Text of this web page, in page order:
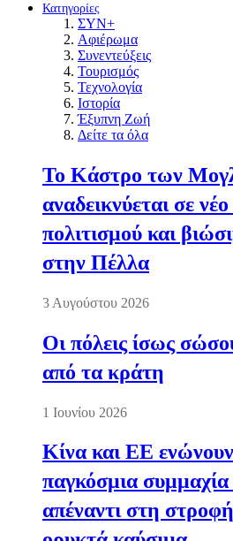
Κατηγορίες
ΣΥΝ+
Αφιέρωμα
Συνεντεύξεις
Τουρισμός
Τεχνολογία
Ιστορία
Έξυπνη Ζωή
Δείτε τα όλα
Το Κάστρο των
αναδεικνύεται σε
πολιτισμού και
στην Πέλλα
3 Αυγούστου 2026
Οι πόλεις ίσως
από τα κράτη
1 Ιουνίου 2026
Κίνα και ΕΕ ενώνουν
παγκόσμια
απέναντι στη